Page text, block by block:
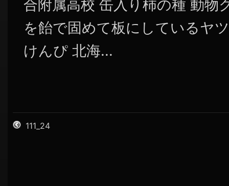
合附属高校 缶入り柿の種 動物
を飴で固めて板にしているヤ
けんぴ 北海...
111_24